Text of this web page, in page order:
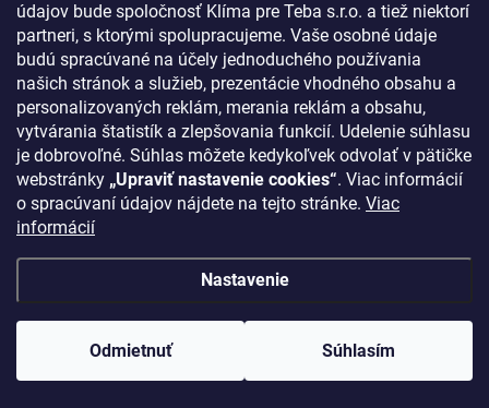
údajov bude spoločnosť Klíma pre Teba s.r.o. a tiež niektorí
partneri, s ktorými spolupracujeme. Vaše osobné údaje
budú spracúvané na účely jednoduchého používania
našich stránok a služieb, prezentácie vhodného obsahu a
personalizovaných reklám, merania reklám a obsahu,
vytvárania štatistík a zlepšovania funkcií. Udelenie súhlasu
je dobrovoľné. Súhlas môžete kedykoľvek odvolať v pätičke
webstránky „Upraviť nastavenie cookies“. Viac informácií
o spracúvaní údajov nájdete na tejto stránke. Viac
informácií
Nastavenie
Odmietnuť Súhlasím
výpadky subdodávateľov a pod.), nenesieme zodpovednosť za
škodu spôsobenú v dôsledku alebo súvislosti s prípadmi vyššej
moci alebo nepredvídateľnými udalosťami, a ak tento stav trvá po
dobu dlhšiu ako 10 dní, máme My aj Vy právo od Zmluvy odstúpiť.
11.4 Prílohou Podmienok je vzorový formulár pre reklamáciu a
vzorový formulár na odstúpenie od Zmluvy.
11.5 Zmluva vrátane Podmienok je archivovaná v elektronickej
podobe u Nás, ale nie je Vám prístupná. Vždy však tieto
Podmienky a potvrdenia Objednávky so zhrnutím Objednávky
dostanete e-mailom a budete teda mať vždy prístup k Zmluve aj
Podmienky uložiť.
11.6 Na Našu činnosť sa nevzťahujú žiadne kódexy správania
11.7 Tieto Podmienky nadobúdajú účinnosť 01.01.2023.